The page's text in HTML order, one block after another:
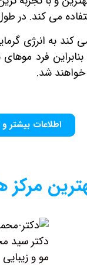
می کند.
می کند به
فرد
شد.
اطلاعات بیشتر
مرکز
دکتر سید
مو و زیبایی